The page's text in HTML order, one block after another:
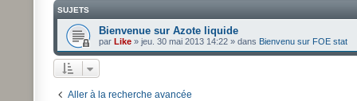
SUJETS
Bienvenue sur Azote liquide
parLike »jeu. 30 mai 2013 14:22 » dans Bienvenu sur FOE stat
Aller à la recherche avancée